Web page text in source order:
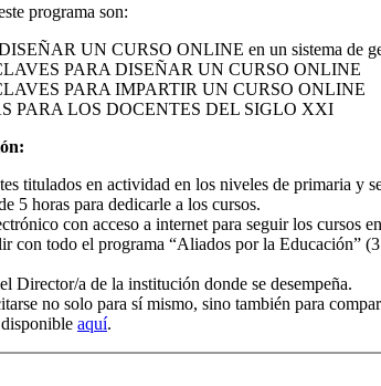
programa son:
UN CURSO ONLINE en un sistema de
PARA DISEÑAR UN CURSO ONLINE
PARA IMPARTIR UN CURSO ONLINE
PARA LOS DOCENTES DEL SIGLO XXI
titulados en actividad en los niveles de primaria
5 horas para dedicarle a los cursos.
con acceso a internet para seguir los cursos
con todo el programa “Aliados por la Educación”
Director/a de la institución donde se desempeña.
no solo para sí mismo, sino también para
aquí.